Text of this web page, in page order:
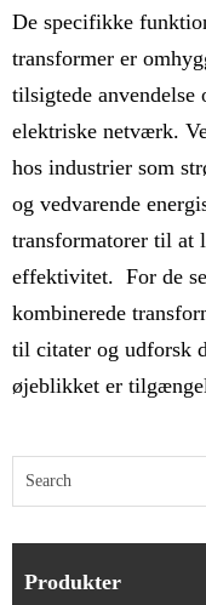
De specifikke
transformer er
tilsigtede
elektriske netværk.
hos industrier som
og vedvarende
transformatorer til at
effektivitet. For de
kombinerede
til citater og udforsk
øjeblikket er
Produkter